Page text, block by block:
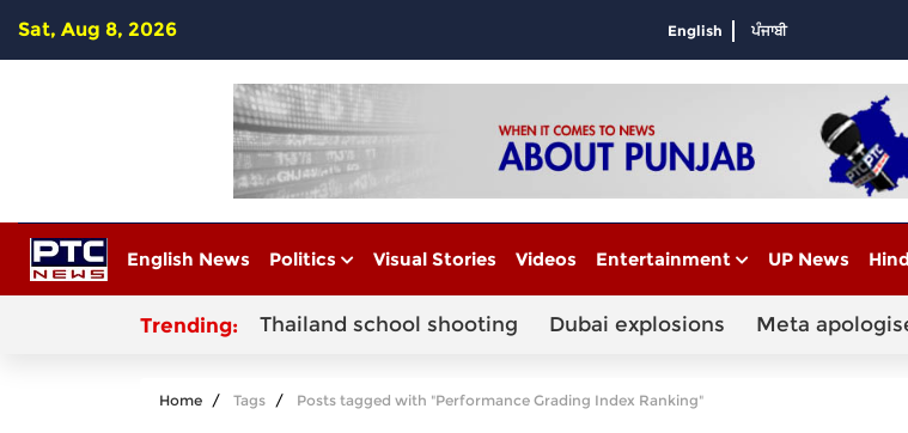
Sat, Aug 8, 2026 English ਪੰਜਾਬੀ
English News Politics Visual Stories Videos Entertainment UP News
Trending: Thailand school shooting Dubai explosions Meta
Home Tags Posts tagged with "Performance Grading Index Ranking"